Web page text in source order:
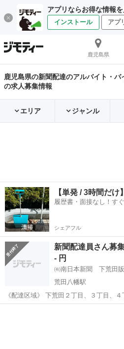
アプリならお得な情報を
インストール アプ
鹿児島県
鹿児島県の新聞配達のアルバイト・バ
の求人募集情報
エリア ジャンル
【単発 / 3時間だ
履歴書・面接なし！す
シェアフル
新聞配達員さん募
- 円
㈲南日本新聞 下荒田
荒田八幡駅
《配達区域》 下荒田２丁目、３丁目、
目、２丁目へのいずれか ※市内にお住まいの方、大歓迎です。 《時